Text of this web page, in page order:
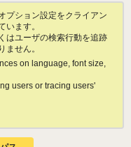
プション設定をクライアン
います。
はユーザの検索行動を追跡
ません。
on language, font size,
users or tracing users'